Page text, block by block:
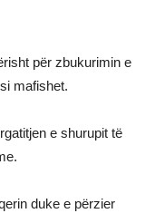
për zbukurimin e
mafishet.
e shurupit të
duke e përzier